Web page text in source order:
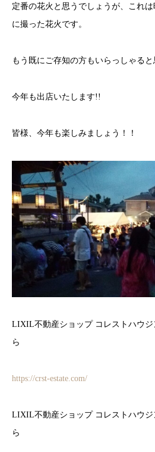
定番の花火と思うでしょうが、これ
に撮った花火です。
もう既にご存知の方もいらっしゃると
今年も出店いたします!!
皆様、今年も楽しみましょう！！
LIXIL不動産ショップ コレストハウ
ら
https://crst-estate.com/
LIXIL不動産ショップ コレストハウ
ら